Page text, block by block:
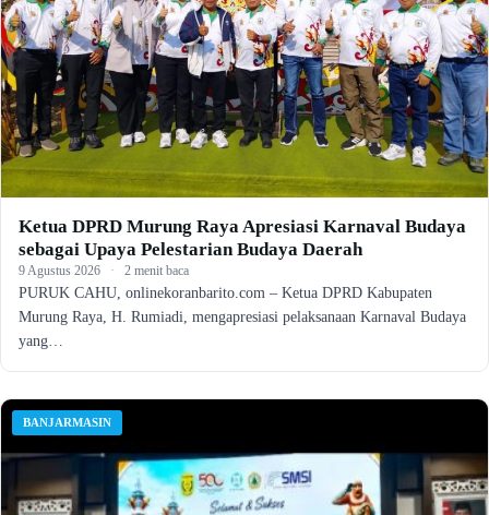
Ketua DPRD Murung Raya Apresiasi Karnaval Budaya
sebagai Upaya Pelestarian Budaya Daerah
9 Agustus 2026 · 2 menit baca
PURUK CAHU, onlinekoranbarito.com – Ketua DPRD Kabupaten
Murung Raya, H. Rumiadi, mengapresiasi pelaksanaan Karnaval Budaya
yang…
BANJARMASIN